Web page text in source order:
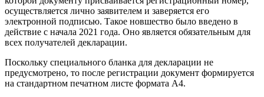
осуществляется лично заявителем и заверяется его
электронной подписью. Такое новшество было введено в
действие с начала 2021 года. Оно является обязательным для
всех получателей декларации.
Поскольку специального бланка для декларации не
предусмотрено, то после регистрации документ формируется
на стандартном печатном листе формата А4.